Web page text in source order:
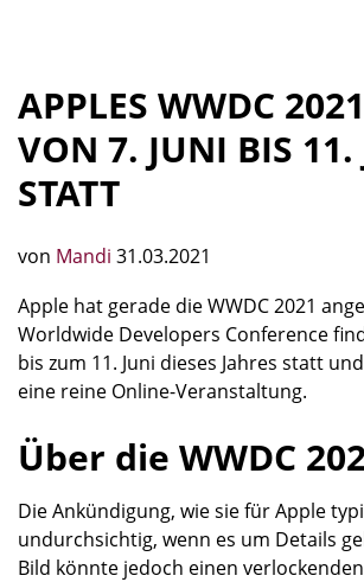
APPLES WWDC
VON 7. JUNI BIS 11.
STATT
von Mandi 31.03.2021
Apple hat gerade die WWDC 2021
Worldwide Developers Conference
bis zum 11. Juni dieses Jahres statt
eine reine Online-Veranstaltung.
Über die WWDC
Die Ankündigung, wie sie für Apple
undurchsichtig, wenn es um Details
Bild könnte jedoch einen